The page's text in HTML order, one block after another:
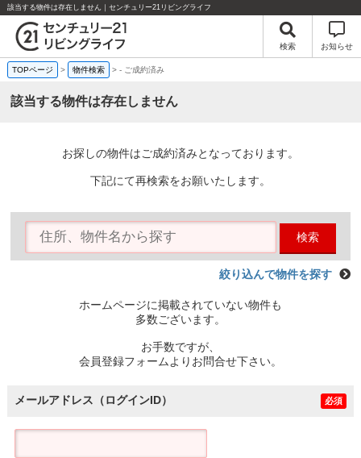
該当する物件は存在しません｜センチュリー21リビングライフ
検索 お知らせ
TOPページ > 物件検索 >- ご成約済み
該当する物件は存在しません
お探しの物件はご成約済みとなっております。
下記にて再検索をお願いたします。
検索
絞り込んで物件を探す
ホームページに掲載されていない物件も
多数ございます。
お手数ですが、
会員登録フォームよりお問合せ下さい。
メールアドレス（ログインID） 必須